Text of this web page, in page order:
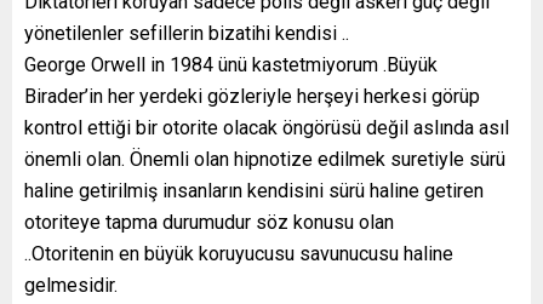
yönetilenler sefillerin bizatihi kendisi ..
George Orwell in 1984 ünü kastetmiyorum .Büyük
Birader’in her yerdeki gözleriyle herşeyi herkesi görüp
kontrol ettiği bir otorite olacak öngörüsü değil aslında asıl
önemli olan. Önemli olan hipnotize edilmek suretiyle sürü
haline getirilmiş insanların kendisini sürü haline getiren
otoriteye tapma durumudur söz konusu olan
..Otoritenin en büyük koruyucusu savunucusu haline
gelmesidir.